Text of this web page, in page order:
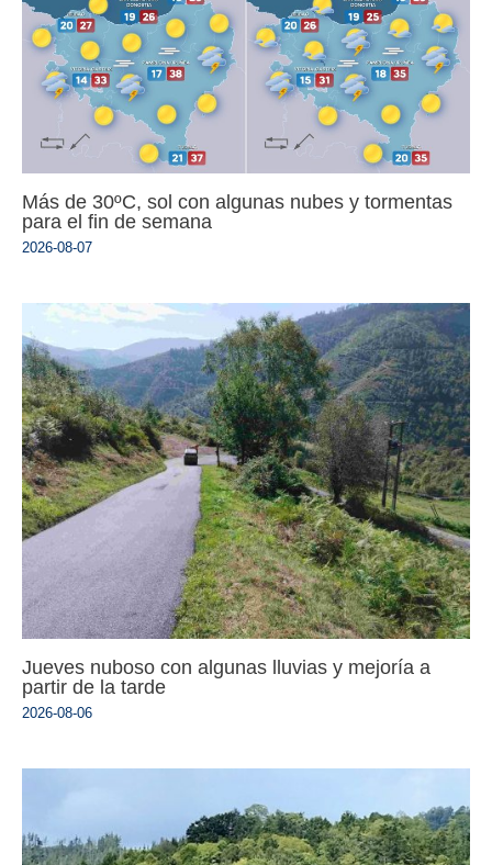
Más de 30ºC, sol con algunas nubes y tormentas
para el fin de semana
2026-08-07
Jueves nuboso con algunas lluvias y mejoría a
partir de la tarde
2026-08-06